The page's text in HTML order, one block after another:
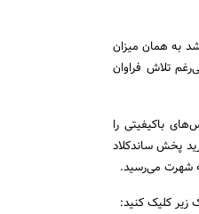
به همان میزان
تلاش فراوان
باکیفیتی را
پخش ساندکلاد
شهرت می‌رسید.
زیر کلیک کنید: